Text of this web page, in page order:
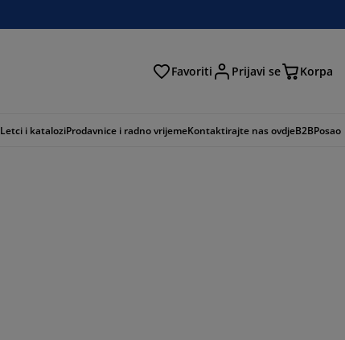
Favoriti Prijavi se Korpa
Letci i kataloziProdavnice i radno vrijemeKontaktirajte nas ovdjeB2BPosao